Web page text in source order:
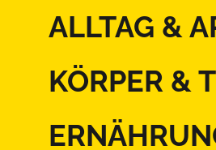
ALLTAG &
KÖRPER &